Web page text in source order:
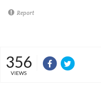
Report
356
VIEWS